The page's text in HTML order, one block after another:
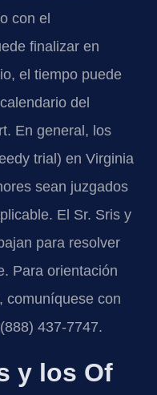
con el
finalizar en
el tiempo puede
del
En general, los
trial) en Virginia
sean juzgados
El Sr. Sris y
para resolver
Para orientación
comuníquese con
437-7747.
y los Of